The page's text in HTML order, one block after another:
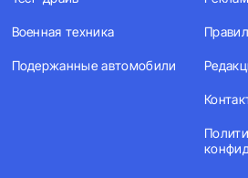
Военная техника
Подержанные автомобили